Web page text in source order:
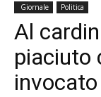
Giornale Politica
Al
piaciuto